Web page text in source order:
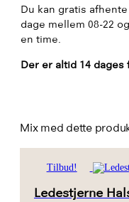
Du kan gratis
dage mellem 08-22
en time.
Der er altid 14
Mix med dette
Tilbud!
Ledestjerne